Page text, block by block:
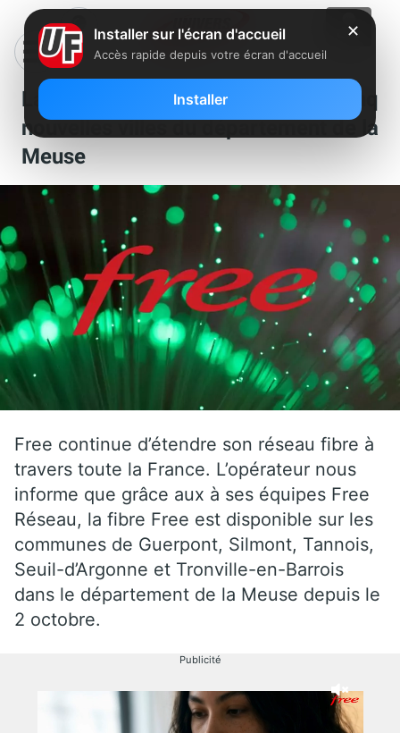
La fibre Free s’installe dans cinq
nouvelles villes du département de la
Meuse
Free continue d’étendre son réseau fibre à
travers toute la France. L’opérateur nous
informe que grâce aux à ses équipes Free
Réseau, la fibre Free est disponible sur les
communes de Guerpont, Silmont, Tannois,
Seuil-d’Argonne et Tronville-en-Barrois
dans le département de la Meuse depuis le
2 octobre.
Publicité
✕
Installer sur l'écran d'accueil
Accès rapide depuis votre écran d'accueil
Installer